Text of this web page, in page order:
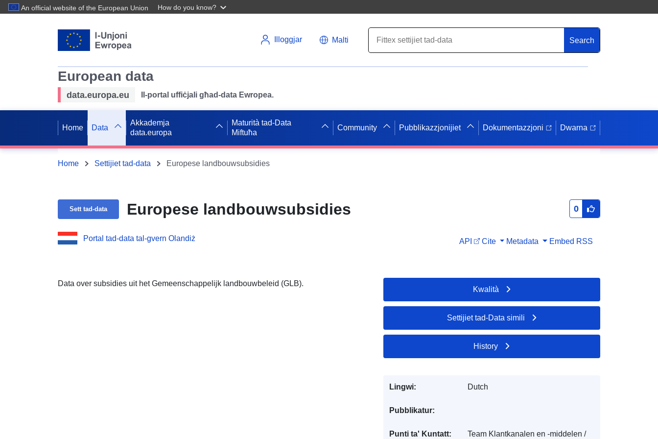
An official website of the European Union How do you know?
Illoggjar Malti Search
European data
data.europa.eu Il-portal uffiċjali għad-data Ewropea.
Home Data
Akkademja
data.europa
Maturità tad-Data
Miftuħa
Community Pubblikazzjonijiet Dokumentazzjoni Dwarna
Home Settijiet tad-data Europese landbouwsubsidies
Sett tad-data Europese landbouwsubsidies 0
Portal tad-data tal-gvern Olandiż API Cite Metadata Embed RSS
Data over subsidies uit het Gemeenschappelijk landbouwbeleid (GLB).
Kwalità
Settijiet tad-Data simili
History
Lingwi: Dutch
Pubblikatur:
Punti ta' Kuntatt:
Team Klantkanalen en -middelen /